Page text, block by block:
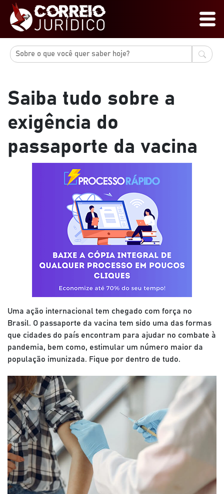
Saiba tudo sobre a
exigência do
passaporte da vacina
Uma ação internacional tem chegado com força no
Brasil. O passaporte da vacina tem sido uma das formas
que cidades do país encontram para ajudar no combate à
pandemia, bem como, estimular um número maior da
população imunizada. Fique por dentro de tudo.